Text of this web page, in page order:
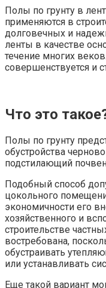
Полы по грунту в
применяются в
долговечных и
ленты в качестве
течение многих
совершенствуется и
Что это
Полы по грунту
обустройства
подстилающий
Подобный способ
цокольного
экономичности его
хозяйственного и
строительстве
востребована,
обустраивать
или устанавливать
Еще такой вариант